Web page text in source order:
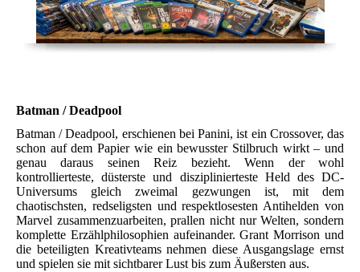
Batman / Deadpool
Batman / Deadpool, erschienen bei Panini, ist ein Crossover, das
schon auf dem Papier wie ein bewusster Stilbruch wirkt – und
genau daraus seinen Reiz bezieht. Wenn der wohl
kontrollierteste, düsterste und disziplinierteste Held des DC-
Universums gleich zweimal gezwungen ist, mit dem
chaotischsten, redseligsten und respektlosesten Antihelden von
Marvel zusammenzuarbeiten, prallen nicht nur Welten, sondern
komplette Erzählphilosophien aufeinander. Grant Morrison und
die beteiligten Kreativteams nehmen diese Ausgangslage ernst
und spielen sie mit sichtbarer Lust bis zum Äußersten aus.